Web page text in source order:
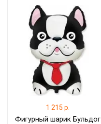
1 215 р.
Фигурный шарик Бульдог